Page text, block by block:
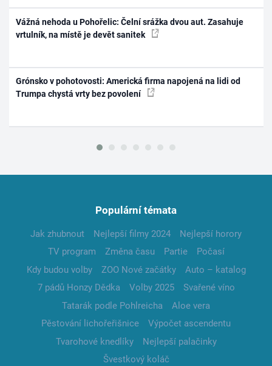
Vážná nehoda u Pohořelic: Čelní srážka dvou aut. Zasahuje
vrtulník, na místě je devět sanitek
Grónsko v pohotovosti: Americká firma napojená na lidi od
Trumpa chystá vrty bez povolení
Populární témata
Jak zhubnout Nejlepší filmy 2024
Nejlepší horory
TV program
Změna času Partie
Počasí
Kdy budou volby
ZOO Nové začátky
Auto – katalog
7 pádů Honzy Dědka
Volby 2025
Svařené víno
Tatarák podle Pohlreicha
Aloe vera
Pěstování lichořeřišnice
Výpočet ascendentu
Tvarohové knedlíky
Nejlepší palačinky
Švestkový koláč